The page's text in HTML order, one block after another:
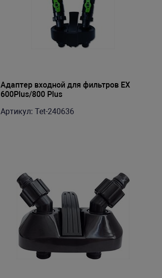
Адаптер входной для фильтров EX
600Plus/800 Plus
Артикул: Tet-240636